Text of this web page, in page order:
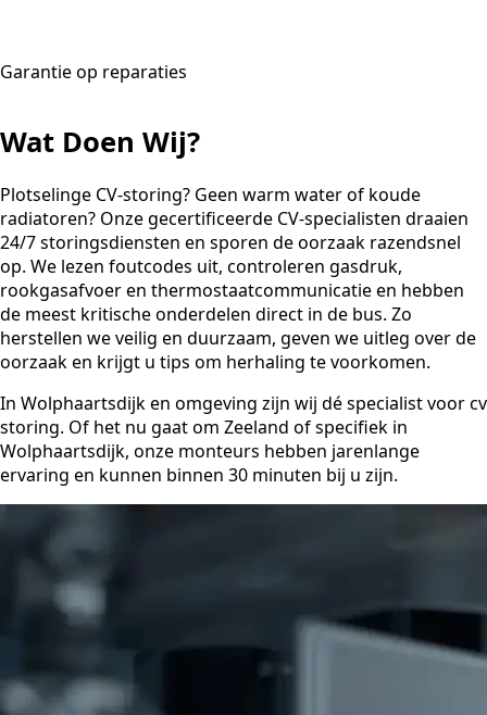
Garantie op reparaties
Wat Doen Wij?
Plotselinge CV-storing? Geen warm water of koude
radiatoren? Onze gecertificeerde CV-specialisten draaien
24/7 storingsdiensten en sporen de oorzaak razendsnel
op. We lezen foutcodes uit, controleren gasdruk,
rookgasafvoer en thermostaatcommunicatie en hebben
de meest kritische onderdelen direct in de bus. Zo
herstellen we veilig en duurzaam, geven we uitleg over de
oorzaak en krijgt u tips om herhaling te voorkomen.
In Wolphaartsdijk en omgeving zijn wij dé specialist voor cv
storing. Of het nu gaat om Zeeland of specifiek in
Wolphaartsdijk, onze monteurs hebben jarenlange
ervaring en kunnen binnen 30 minuten bij u zijn.